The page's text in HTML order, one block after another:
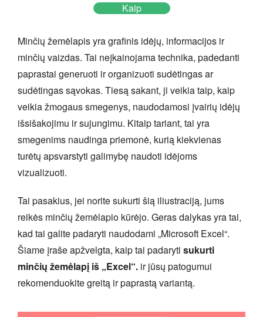
Kaip
Minčių žemėlapis yra grafinis idėjų, informacijos ir
minčių vaizdas. Tai neįkainojama technika, padedanti
paprastai generuoti ir organizuoti sudėtingas ar
sudėtingas sąvokas. Tiesą sakant, ji veikia taip, kaip
veikia žmogaus smegenys, naudodamosi įvairių idėjų
išsišakojimu ir sujungimu. Kitaip tariant, tai yra
smegenims naudinga priemonė, kurią kiekvienas
turėtų apsvarstyti galimybę naudoti idėjoms
vizualizuoti.
Tai pasakius, jei norite sukurti šią iliustraciją, jums
reikės minčių žemėlapio kūrėjo. Geras dalykas yra tai,
kad tai galite padaryti naudodami „Microsoft Excel“.
Šiame įraše apžvelgta, kaip tai padaryti sukurti
minčių žemėlapį iš „Excel“. ir jūsų patogumui
rekomenduokite greitą ir paprastą variantą.